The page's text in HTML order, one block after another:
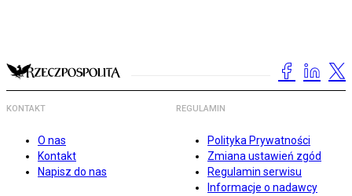
KONTAKT
O nas
Kontakt
Napisz do nas
REGULAMIN
Polityka Prywatności
Zmiana ustawień zgód
Regulamin serwisu
Informacje o nadawcy